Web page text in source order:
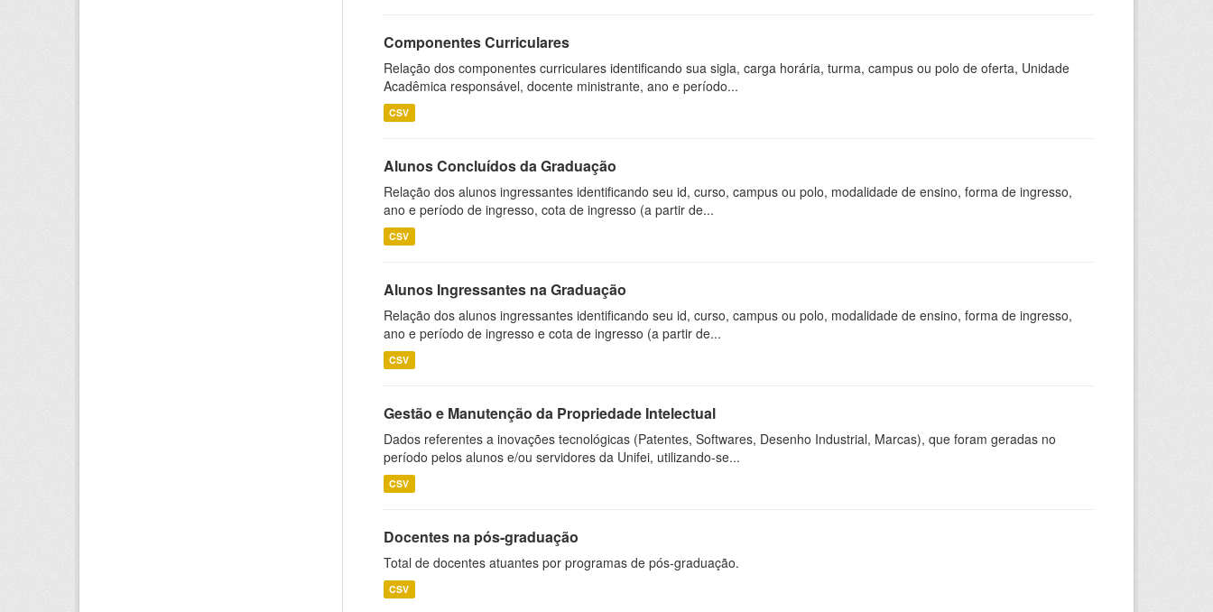
Componentes Curriculares
Relação dos componentes curriculares identificando sua sigla, carga horária, turma, campus ou polo de oferta, Unidade
Acadêmica responsável, docente ministrante, ano e período...
CSV
Alunos Concluídos da Graduação
Relação dos alunos ingressantes identificando seu id, curso, campus ou polo, modalidade de ensino, forma de ingresso,
ano e período de ingresso, cota de ingresso (a partir de...
CSV
Alunos Ingressantes na Graduação
Relação dos alunos ingressantes identificando seu id, curso, campus ou polo, modalidade de ensino, forma de ingresso,
ano e período de ingresso e cota de ingresso (a partir de...
CSV
Gestão e Manutenção da Propriedade Intelectual
Dados referentes a inovações tecnológicas (Patentes, Softwares, Desenho Industrial, Marcas), que foram geradas no
período pelos alunos e/ou servidores da Unifei, utilizando-se...
CSV
Docentes na pós-graduação
Total de docentes atuantes por programas de pós-graduação.
CSV